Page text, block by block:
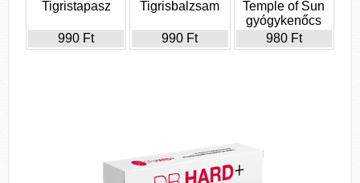
Tigristapasz
990 Ft
Tigrisbalzsam
990 Ft
Temple of Sun
gyógykenőcs
980 Ft